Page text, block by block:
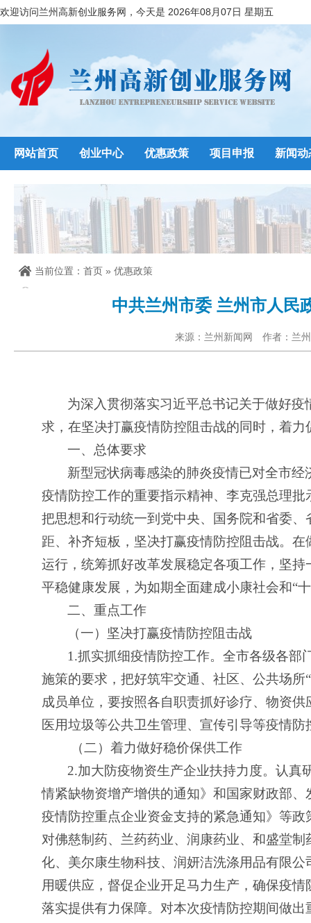
欢迎访问兰州高新创业服务网，今天是 2026年08月07日 星期五
网站首页 创业中心 优惠政策 项目申报 新闻动
当前位置： 首页 » 优惠政策
中共兰州市委 兰州市人民
来源：兰州新闻网 作者：兰
为深入贯彻落实习近平总书记关于做好
求，在坚决打赢疫情防控阻击战的同时，着
一、总体要求
新型冠状病毒感染的肺炎疫情已对全市
疫情防控工作的重要指示精神、李克强总理
把思想和行动统一到党中央、国务院和省委、
距、补齐短板，坚决打赢疫情防控阻击战。
运行，统筹抓好改革发展稳定各项工作，坚
平稳健康发展，为如期全面建成小康社会和“
二、重点工作
（一）坚决打赢疫情防控阻击战
1.抓实抓细疫情防控工作。全市各级各部
施策的要求，把好筑牢交通、社区、公共场
成员单位，要按照各自职责抓好诊疗、物资
医用垃圾等公共卫生管理、宣传引导等疫情防
（二）着力做好稳价保供工作
2.加大防疫物资生产企业扶持力度。认真
情紧缺物资增产增供的通知》和国家财政部
疫情防控重点企业资金支持的紧急通知》等
对佛慈制药、兰药药业、润康药业、和盛堂
化、美尔康生物科技、润妍洁洗涤用品有限
用暖供应，督促企业开足马力生产，确保疫
落实提供有力保障。对本次疫情防控期间做